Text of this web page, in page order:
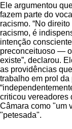
Ele argumentou
fazem parte do
racismo. “No
racismo, é
intenção
preconceituoso —
existe”, declarou.
as providências
trabalho em prol
criticou vereadores
Câmara como "um
"petesada".